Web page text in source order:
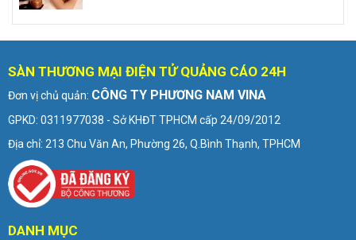
SÀN THƯƠNG MẠI ĐIỆN TỬ QUẢNG CÁO 24H
Đơn vị chủ quản: CÔNG TY PHƯƠNG NAM VINA
GPKD: 0311977038 - Sở KHĐT TPHCM cấp 24/09/2012
Địa chỉ: 213 Chu Văn An, Phường 26, Q.Bình Thạnh, TPHCM
DANH MỤC